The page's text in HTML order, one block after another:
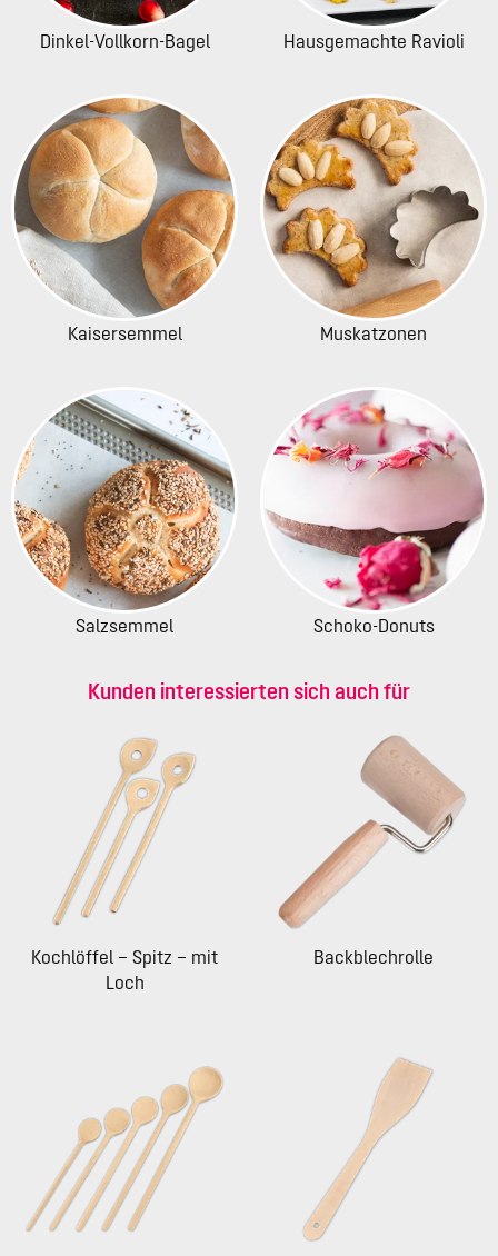
Dinkel-Vollkorn-Bagel Hausgemachte Ravioli
Kaisersemmel Muskatzonen
Salzsemmel Schoko-Donuts
Kunden interessierten sich auch für
Kochlöffel – Spitz – mit
Loch
Backblechrolle